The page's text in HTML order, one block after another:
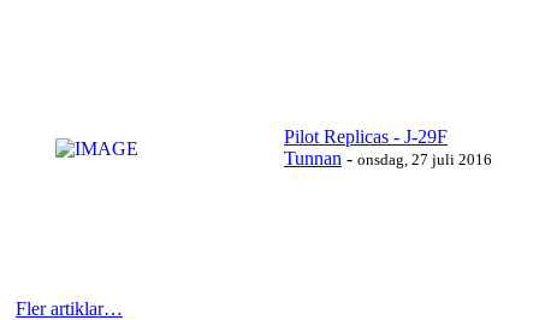
Pilot Replicas - J-29F
Tunnan - onsdag, 27 juli 2016
Fler artiklar…